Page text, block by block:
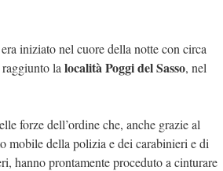
iniziato nel cuore della notte con circa
la località Poggi del Sasso, nel
forze dell’ordine che, anche grazie al
mobile della polizia e dei carabinieri e di
hanno prontamente proceduto a cinturare